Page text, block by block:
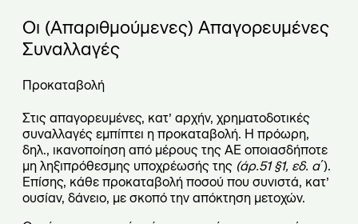
Οι (Απαριθμούμενες) Απαγορευμένες
Συναλλαγές
Προκαταβολή
Στις απαγορευμένες, κατ’ αρχήν, χρηματοδοτικές
συναλλαγές εμπίπτει η προκαταβολή. Η πρόωρη,
δηλ., ικανοποίηση από μέρους της ΑΕ οποιασδήποτε
μη ληξιπρόθεσμης υποχρέωσής της (άρ.51 §1, εδ. α΄).
Επίσης, κάθε προκαταβολή ποσού που συνιστά, κατ’
ουσίαν, δάνειο, με σκοπό την απόκτηση μετοχών.